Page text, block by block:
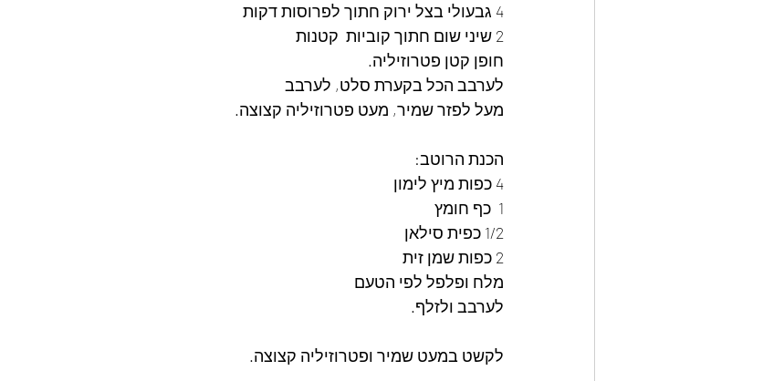
4 גבעולי בצל ירוק חתוך לפרוסות דקות
2 שיני שום חתוך קוביות  קטנות
חופן קטן פטרוזיליה.
לערבב הכל בקערת סלט, לערבב
מעל לפזר שמיר, מעט פטרוזיליה קצוצה.
הכנת הרוטב:
4 כפות מיץ לימון
1  כף חומץ
1/2 כפית סילאן
2 כפות שמן זית
מלח ופלפל לפי הטעם
לערבב ולזלף.
לקשט במעט שמיר ופטרוזיליה קצוצה.